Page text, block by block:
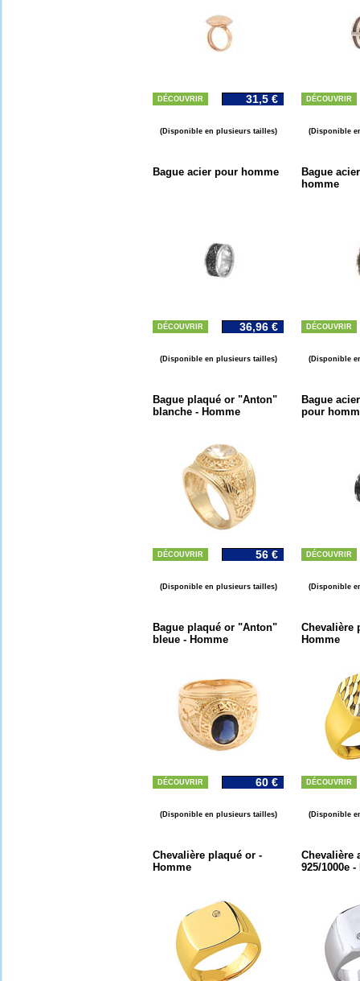
DÉCOUVRIR 31,5 €
(Disponible en plusieurs tailles)
DÉCOUVRIR
(Disponible
Bague acier pour homme
DÉCOUVRIR 36,96 €
(Disponible en plusieurs tailles)
Bague
homme
DÉCOUVRIR
(Disponible
Bague plaqué or "Anton"
blanche - Homme
DÉCOUVRIR 56 €
(Disponible en plusieurs tailles)
Bague
pour
DÉCOUVRIR
(Disponible
Bague plaqué or "Anton"
bleue - Homme
DÉCOUVRIR 60 €
(Disponible en plusieurs tailles)
Chevalière
Homme
DÉCOUVRIR
(Disponible
Chevalière plaqué or -
Homme
Chevalière
925/1000e